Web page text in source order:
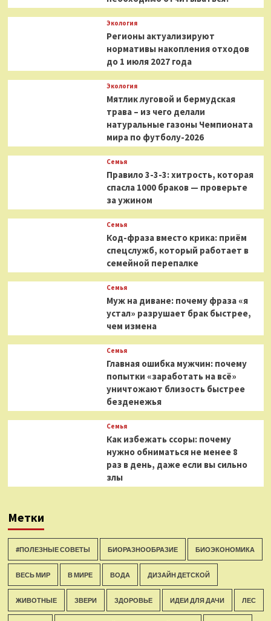
Экология
Регионы актуализируют
нормативы накопления отходов
до 1 июля 2027 года
Экология
Мятлик луговой и бермудская
трава – из чего делали
натуральные газоны Чемпионата
мира по футболу-2026
Семья
Правило 3-3-3: хитрость, которая
спасла 1000 браков — проверьте
за ужином
Семья
Код-фраза вместо крика: приём
спецслужб, который работает в
семейной перепалке
Семья
Муж на диване: почему фраза «я
устал» разрушает брак быстрее,
чем измена
Семья
Главная ошибка мужчин: почему
попытки «заработать на всё»
уничтожают близость быстрее
безденежья
Семья
Как избежать ссоры: почему
нужно обниматься не менее 8
раз в день, даже если вы сильно
злы
Метки
#ПОЛЕЗНЫЕ СОВЕТЫ БИОРАЗНООБРАЗИЕ БИОЭКОНОМИКА
ВЕСЬ МИР В МИРЕ ВОДА ДИЗАЙН ДЕТСКОЙ
ЖИВОТНЫЕ ЗВЕРИ ЗДОРОВЬЕ ИДЕИ ДЛЯ ДАЧИ ЛЕС